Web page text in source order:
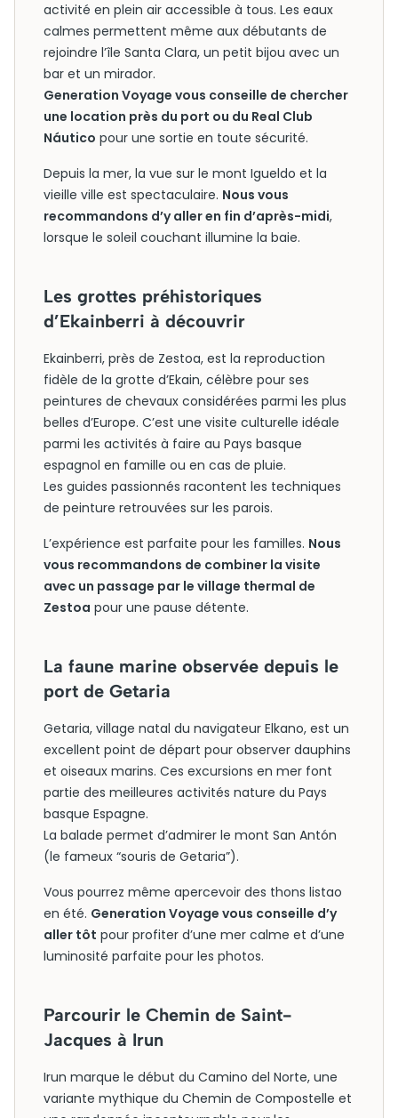
activité en plein air accessible à tous. Les eaux
calmes permettent même aux débutants de
rejoindre l’île Santa Clara, un petit bijou avec un
bar et un mirador.
Generation Voyage vous conseille de chercher
une location près du port ou du Real Club
Náutico pour une sortie en toute sécurité.
Depuis la mer, la vue sur le mont Igueldo et la
vieille ville est spectaculaire. Nous vous
recommandons d’y aller en fin d’après-midi,
lorsque le soleil couchant illumine la baie.
Les grottes préhistoriques
d’Ekainberri à découvrir
Ekainberri, près de Zestoa, est la reproduction
fidèle de la grotte d’Ekain, célèbre pour ses
peintures de chevaux considérées parmi les plus
belles d’Europe. C’est une visite culturelle idéale
parmi les activités à faire au Pays basque
espagnol en famille ou en cas de pluie.
Les guides passionnés racontent les techniques
de peinture retrouvées sur les parois.
L’expérience est parfaite pour les familles. Nous
vous recommandons de combiner la visite
avec un passage par le village thermal de
Zestoa pour une pause détente.
La faune marine observée depuis le
port de Getaria
Getaria, village natal du navigateur Elkano, est un
excellent point de départ pour observer dauphins
et oiseaux marins. Ces excursions en mer font
partie des meilleures activités nature du Pays
basque Espagne.
La balade permet d’admirer le mont San Antón
(le fameux “souris de Getaria”).
Vous pourrez même apercevoir des thons listao
en été. Generation Voyage vous conseille d’y
aller tôt pour profiter d’une mer calme et d’une
luminosité parfaite pour les photos.
Parcourir le Chemin de Saint-
Jacques à Irun
Irun marque le début du Camino del Norte, une
variante mythique du Chemin de Compostelle et